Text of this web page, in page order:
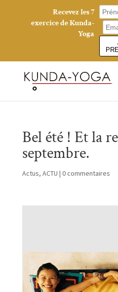
Bel été ! Et la
septembre.
Actus, ACTU | 0 commentaires
Recevez les 7
exercice de Kunda-
Yoga